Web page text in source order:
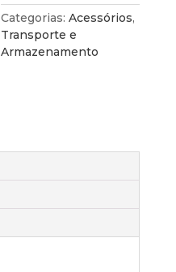
Gavetas
-
78cm
Categorias:Acessórios,
Transporte e
Armazenamento